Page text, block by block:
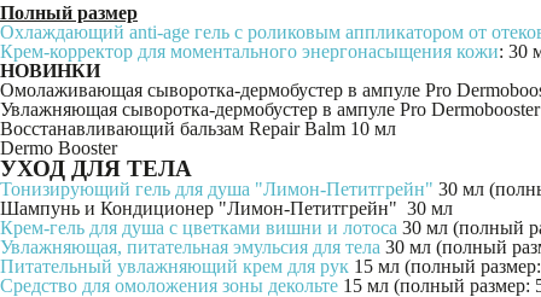
Полный размер
Охлаждающий anti-age гель с роликовым аппликатором от
Крем-корректор для моментального энергонасыщения кожи: 30
НОВИНКИ
Омолаживающая сыворотка-дермобустер в ампуле Pro
Увлажняющая сыворотка-дермобустер в ампуле Pro
Восстанавливающий бальзам Repair Balm 10 мл
Dermo Booster
УХОД ДЛЯ ТЕЛА
Тонизирующий гель для душа "Лимон-Петитгрейн" 30 мл
Шампунь и Кондиционер "Лимон-Петитгрейн" 30 мл
Крем-гель для душа с цветками вишни и лотоса 30 мл (полный
Увлажняющая, питательная эмульсия для тела 30 мл (полный
Питательный увлажняющий крем для рук 15 мл (полный
Средство для омоложения зоны декольте 15 мл (полный размер: